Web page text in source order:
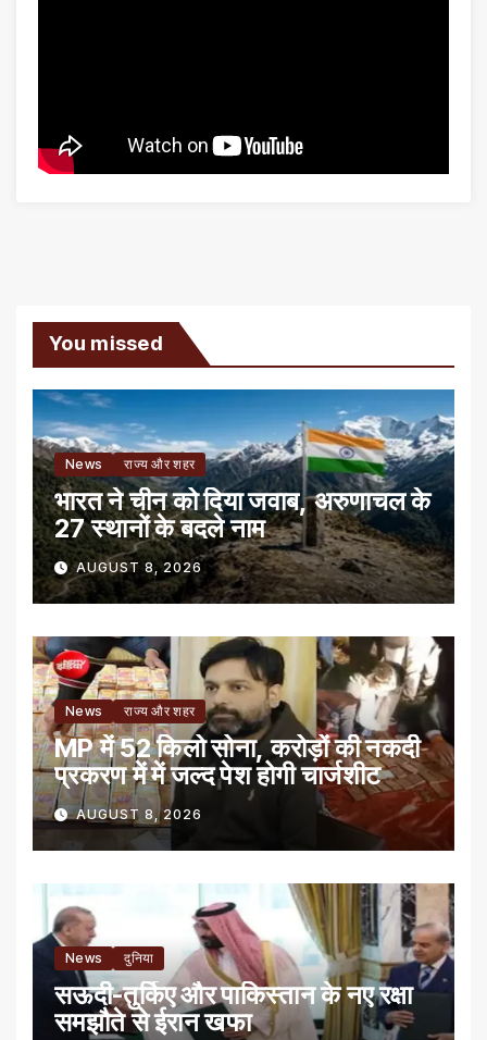
You missed
News राज्य और शहर
भारत ने चीन को दिया जवाब, अरुणाचल के
27 स्थानों के बदले नाम
AUGUST 8, 2026
News राज्य और शहर
MP में 52 किलो सोना, करोड़ों की नकदी
प्रकरण में में जल्द पेश होगी चार्जशीट
AUGUST 8, 2026
News दुनिया
सऊदी-तुर्किए और पाकिस्तान के नए रक्षा
समझौते से ईरान खफा